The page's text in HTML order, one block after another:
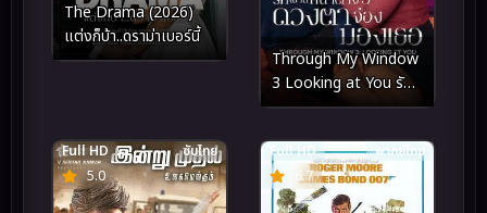
The Drama (2026)
แต่งก็บ้า..ดราม่าเบอร์นี้
Through My Window
3 Looking at You รัก
ผ่านหน้าต่าง ดวงตาจ้อง
5.0
Full HD ซับไทย
6.7
Full HD พากย์ไทย